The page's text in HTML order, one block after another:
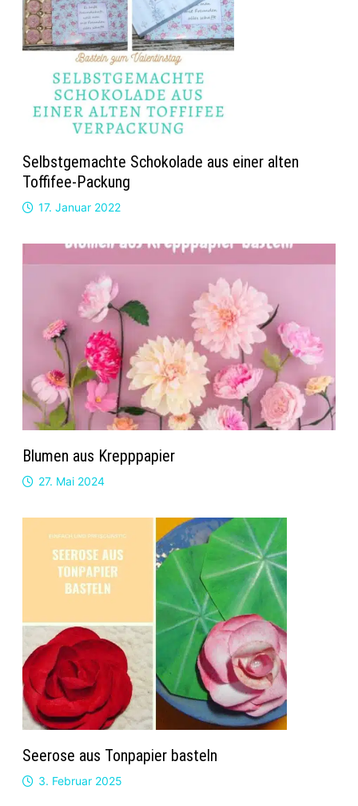
Selbstgemachte Schokolade aus einer alten
Toffifee-Packung
17. Januar 2022
Blumen aus Krepppapier
27. Mai 2024
Seerose aus Tonpapier basteln
3. Februar 2025